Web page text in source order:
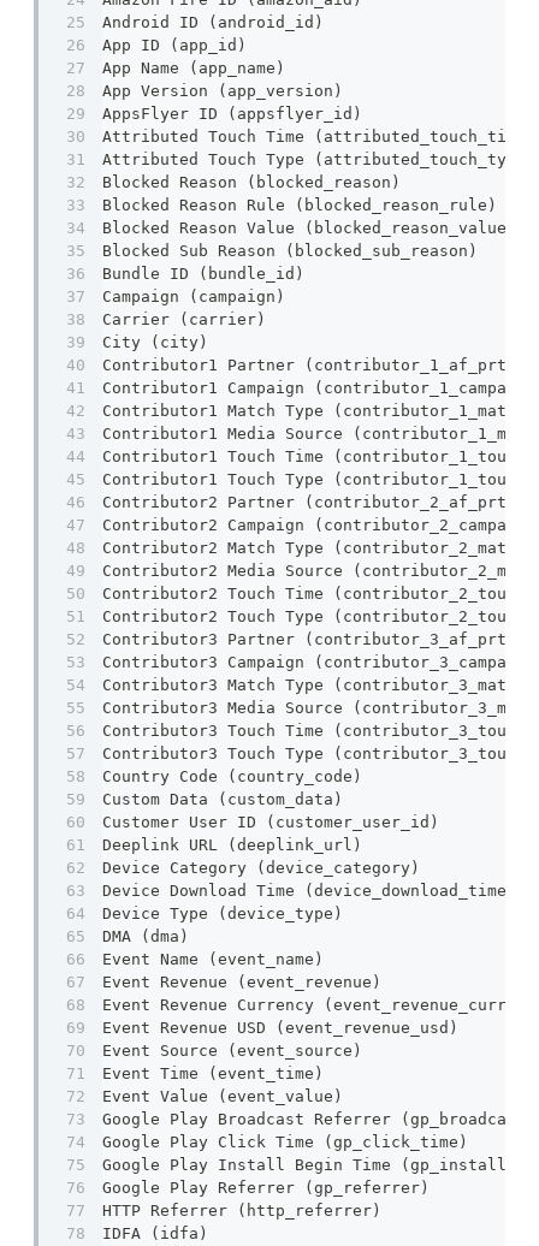
Android ID (android_id)
App ID (app_id)
App Name (app_name)
App Version (app_version)
AppsFlyer ID (appsflyer_id)
Attributed Touch Time (attributed_touch_time)
Attributed Touch Type (attributed_touch_type)
Blocked Reason (blocked_reason)
Blocked Reason Rule (blocked_reason_rule)
Blocked Reason Value (blocked_reason_value)
Blocked Sub Reason (blocked_sub_reason)
Bundle ID (bundle_id)
Campaign (campaign)
Carrier (carrier)
City (city)
Contributor1 Partner (contributor_1_af_prt)
Contributor1 Campaign
Contributor1 Match Type
Contributor1 Media Source
Contributor1 Touch Time
Contributor1 Touch Type
Contributor2 Partner (contributor_2_af_prt)
Contributor2 Campaign
Contributor2 Match Type
Contributor2 Media Source
Contributor2 Touch Time
Contributor2 Touch Type
Contributor3 Partner (contributor_3_af_prt)
Contributor3 Campaign
Contributor3 Match Type
Contributor3 Media Source
Contributor3 Touch Time
Contributor3 Touch Type
Country Code (country_code)
Custom Data (custom_data)
Customer User ID (customer_user_id)
Deeplink URL (deeplink_url)
Device Category (device_category)
Device Download Time (device_download_time)
Device Type (device_type)
DMA (dma)
Event Name (event_name)
Event Revenue (event_revenue)
Event Revenue Currency
Event Revenue USD (event_revenue_usd)
Event Source (event_source)
Event Time (event_time)
Event Value (event_value)
Google Play Broadcast Referrer
Google Play Click Time (gp_click_time)
Google Play Install Begin Time
Google Play Referrer (gp_referrer)
HTTP Referrer (http_referrer)
IDFA (idfa)